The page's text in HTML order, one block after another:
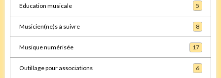
Education musicale 5
Musicien(ne)s à suivre 8
Musique numérisée 17
Outillage pour associations 6